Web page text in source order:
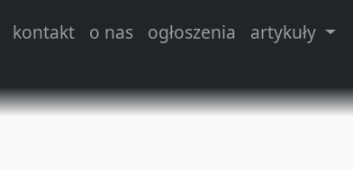
kontakt o nas ogłoszenia artykuły